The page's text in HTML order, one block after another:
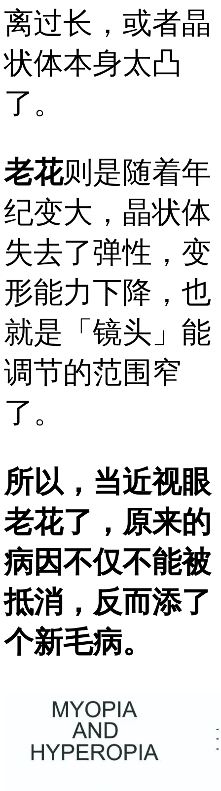
离过长，或者晶
状体本身太凸
了。
老花则是随着年
纪变大，晶状体
失去了弹性，变
形能力下降，也
就是「镜头」能
调节的范围窄
了。
所以，当近视眼
老花了，原来的
病因不仅不能被
抵消，反而添了
个新毛病。